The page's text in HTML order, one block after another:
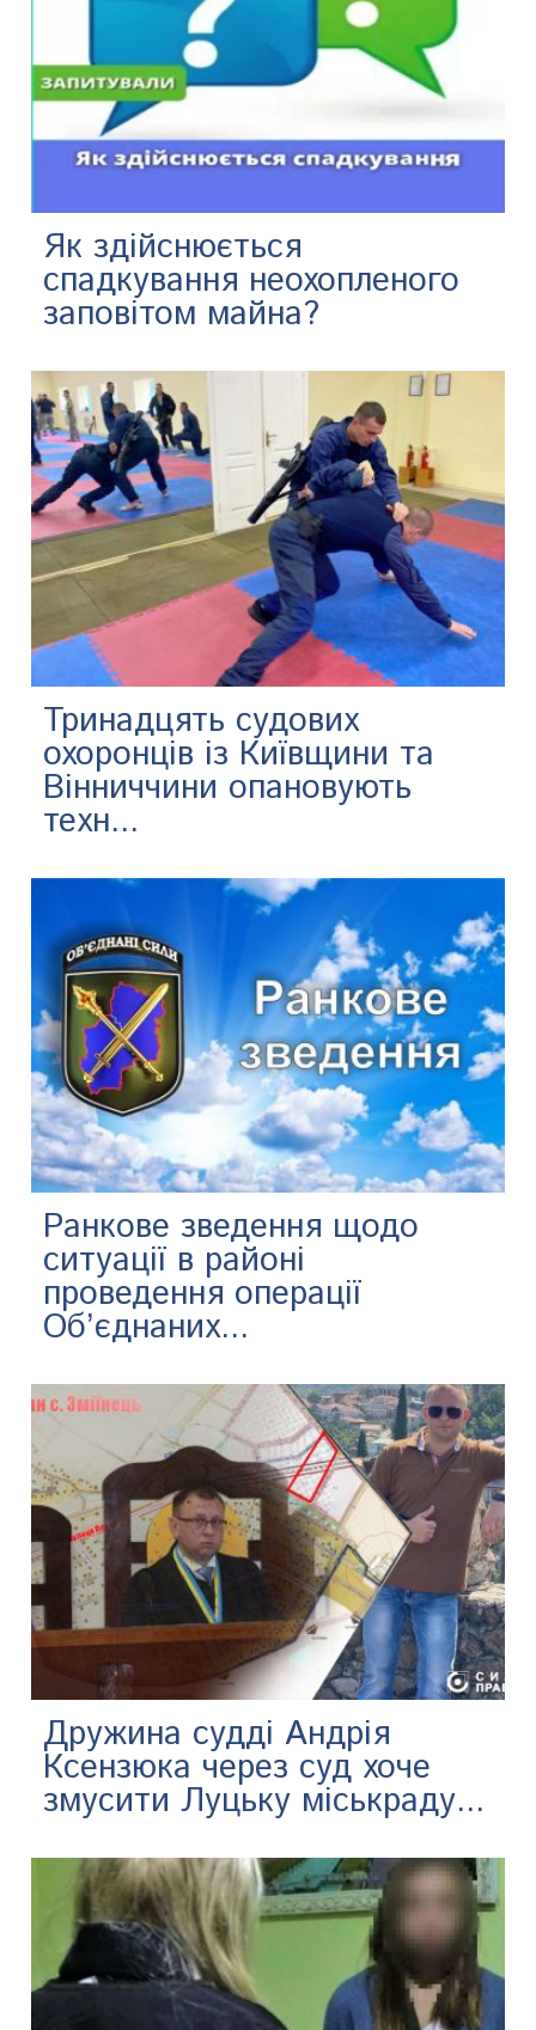
Як здійснюється
спадкування неохопленого
заповітом майна?
Тринадцять судових
охоронців із Київщини та
Вінниччини опановують
техн...
Ранкове зведення щодо
ситуації в районі
проведення операції
Об’єднаних...
Дружина судді Андрія
Ксензюка через суд хоче
змусити Луцьку міськраду...